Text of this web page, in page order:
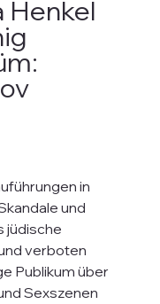
Henkel
in
und
jüdische
verboten
Publikum über
Sexszenen